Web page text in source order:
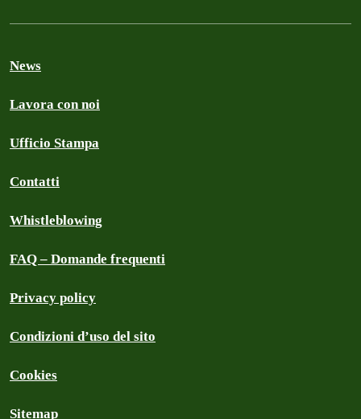
News
Lavora con noi
Ufficio Stampa
Contatti
Whistleblowing
FAQ – Domande frequenti
Privacy policy
Condizioni d’uso del sito
Cookies
Sitemap